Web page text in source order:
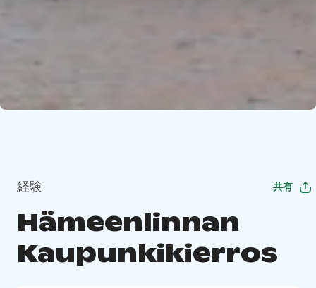
経験 共有
Hämeenlinnan
Kaupunkikierros